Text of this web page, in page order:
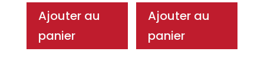
Ajouter au
panier
Ajouter au
panier